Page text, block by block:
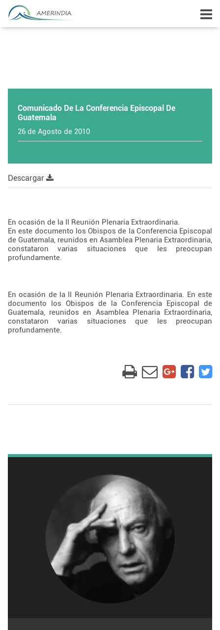
Comunicado De La Conferencia Episcopal De
Guatemala
26 de Agosto de 2010
Descargar
En ocasión de la II Reunión Plenaria Extraordinaria.
En este documento los Obispos de la Conferencia Episcopal
de Guatemala, reunidos en Asamblea Plenaria Extraordinaria,
constataron varias situaciones que les preocupan
profundamente.
En ocasión de la II Reunión Plenaria Extraordinaria. En este
documento los Obispos de la Conferencia Episcopal de
Guatemala, reunidos en Asamblea Plenaria Extraordinaria,
constataron varias situaciones que les preocupan
profundamente.